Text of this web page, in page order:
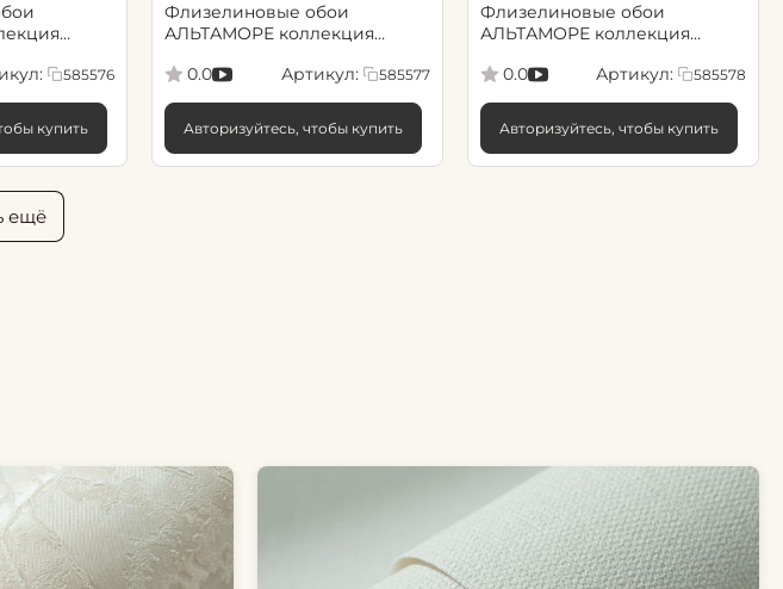
585576
купить
Флизелиновые обои
АЛЬТАМОРЕ коллекция
585577
0.0 Артикул: 585577
Авторизуйтесь, чтобы купить
Флизелиновые обои
АЛЬТАМОРЕ коллекция
585578
0.0 Артикул: 585578
Авторизуйтесь, чтобы купить
ещё